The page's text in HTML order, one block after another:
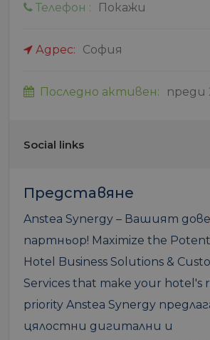
Телефон : Покажи
Адрес: София
Последно активен: преди
Social links
Представяне
Anstea Synergy – Вашият
партньор! Maximize the
Hotel Business Solutions &
Services that make your hotel's
priority Anstea Synergy
цялостни дигитални и